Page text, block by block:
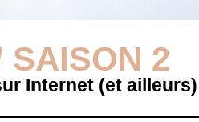
SAISON 2
Internet (et ailleurs)